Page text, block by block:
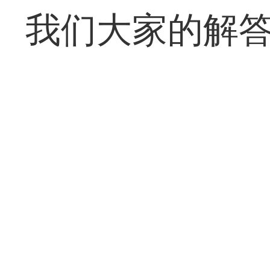
我们大家的解